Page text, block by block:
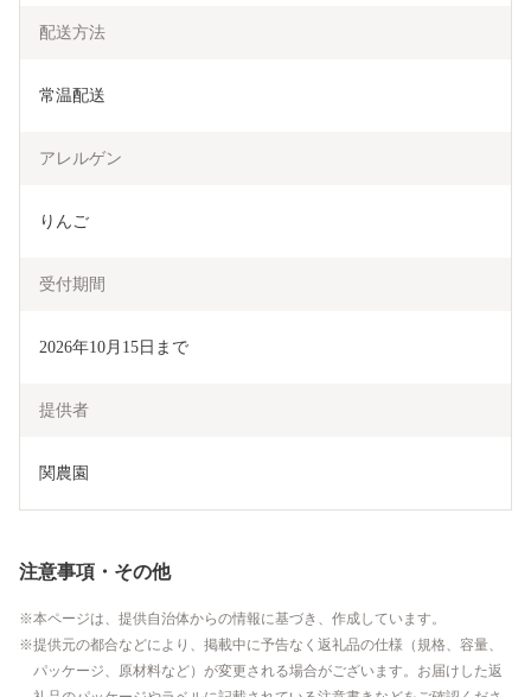
配送方法
常温配送
アレルゲン
りんご
受付期間
2026年10月15日まで
提供者
関農園
注意事項・その他
本ページは、提供自治体からの情報に基づき、作成しています。
提供元の都合などにより、掲載中に予告なく返礼品の仕様（規格、容量、
パッケージ、原材料など）が変更される場合がございます。お届けした返